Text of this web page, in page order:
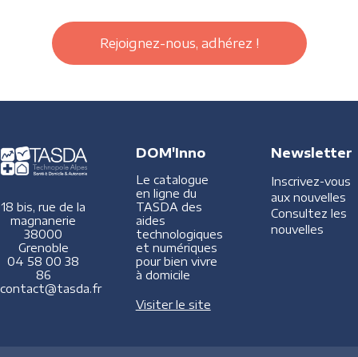
Rejoignez-nous, adhérez !
18 bis, rue de la
magnanerie
38000
Grenoble
04 58 00 38
86
contact@tasda.fr
DOM'Inno
Le catalogue
en ligne du
TASDA des
aides
technologiques
et numériques
pour bien vivre
à domicile
Visiter le site
Newsletter
Inscrivez-vous
aux nouvelles
Consultez les
nouvelles